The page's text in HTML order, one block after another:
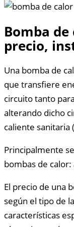
Bomba
precio,
Una bomba de
que transfiere
circuito tanto
alterando dicho
caliente sanitaria
Principalmente
bombas de calor:
El precio de una
según el tipo de
características